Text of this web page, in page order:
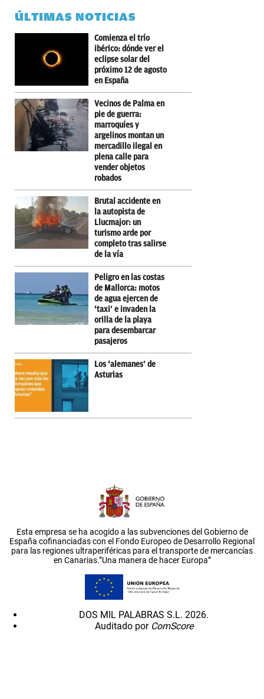
ÚLTIMAS NOTICIAS
Comienza el trío
ibérico: dónde ver el
eclipse solar del
próximo 12 de agosto
en España
Vecinos de Palma en
pie de guerra:
marroquíes y
argelinos montan un
mercadillo ilegal en
plena calle para
vender objetos
robados
Brutal accidente en
la autopista de
Llucmajor: un
turismo arde por
completo tras salirse
de la vía
Peligro en las costas
de Mallorca: motos
de agua ejercen de
‘taxi’ e invaden la
orilla de la playa
para desembarcar
pasajeros
Los ‘alemanes’ de
Asturias
Esta empresa se ha acogido a las subvenciones del Gobierno de
España cofinanciadas con el Fondo Europeo de Desarrollo Regional
para las regiones ultraperiféricas para el transporte de mercancías
en Canarias.”Una manera de hacer Europa”
DOS MIL PALABRAS S.L. 2026.
Auditado por ComScore